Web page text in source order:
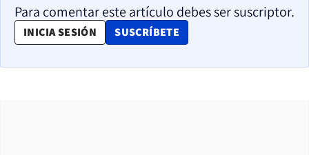
Para comentar este artículo debes ser suscriptor.
INICIA SESIÓN SUSCRÍBETE
OPENS IN NEW WINDOW